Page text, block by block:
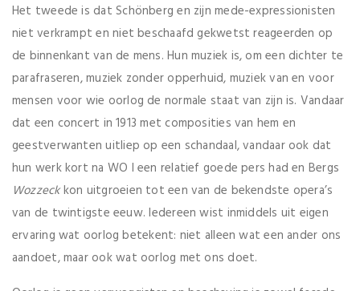
Het tweede is dat Schönberg en zijn mede-expressionisten
niet verkrampt en niet beschaafd gekwetst reageerden op
de binnenkant van de mens. Hun muziek is, om een dichter te
parafraseren, muziek zonder opperhuid, muziek van en voor
mensen voor wie oorlog de normale staat van zijn is. Vandaar
dat een concert in 1913 met composities van hem en
geestverwanten uitliep op een schandaal, vandaar ook dat
hun werk kort na WO I een relatief goede pers had en Bergs
Wozzeckkon uitgroeien tot een van de bekendste opera’s
van de twintigste eeuw. Iedereen wist inmiddels uit eigen
ervaring wat oorlog betekent: niet alleen wat een ander ons
aandoet, maar ook wat oorlog met ons doet.